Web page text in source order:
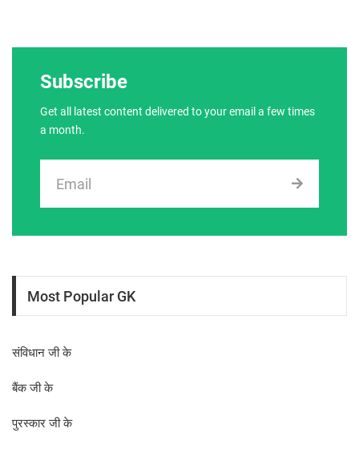
Subscribe
Get all latest content delivered to your email a few times
a month.
Most Popular GK
संविधान जी के
बैंक जी के
पुरस्कार जी के